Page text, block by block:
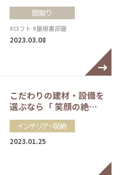
間取り
#ロフト #屋根裏部屋
2023.03.08
こだわりの建材・設備を
選ぶなら「 笑顔の絶…
インテリア・収納
2023.01.25